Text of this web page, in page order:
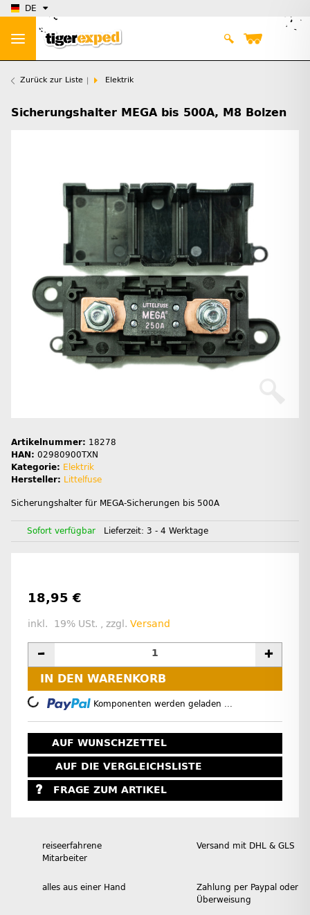
DE
Zurück zur Liste Elektrik
Sicherungshalter MEGA bis 500A, M8 Bolzen
Artikelnummer: 18278
HAN: 02980900TXN
Kategorie: Elektrik
Hersteller: Littelfuse
Sicherungshalter für MEGA-Sicherungen bis 500A
Sofort verfügbar Lieferzeit: 3 - 4 Werktage
18,95 €
inkl. 19% USt. , zzgl. Versand
IN DEN WARENKORB
Loading... Komponenten werden geladen ...
AUF WUNSCHZETTEL
AUF DIE VERGLEICHSLISTE
FRAGE ZUM ARTIKEL
reiseerfahrene
Mitarbeiter
Versand mit DHL & GLS
alles aus einer Hand
Zahlung per Paypal oder
Überweisung